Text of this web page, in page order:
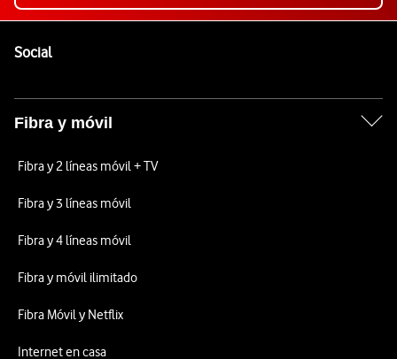
SocialEnlaces a las redes sociales de Vodafone
Fibra y móvil
Fibra y 2 líneas móvil + TV
Fibra y 3 líneas móvil
Fibra y 4 líneas móvil
Fibra y móvil ilimitado
Fibra Móvil y Netflix
Internet en casa